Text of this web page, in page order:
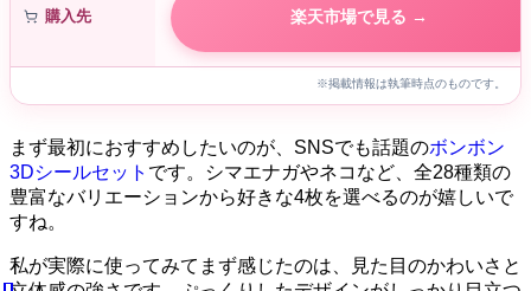
購入先 楽天市場で見る →
※掲載情報は執筆時点のものです。
まず最初におすすめしたいのが、SNSでも話題のボンボン
3Dシールセット です。シマエナガやネコなど、全28種類の
豊富なバリエーションから好きな4枚を選べるのが嬉しいで
すね。
私が実際に使ってみてまず感じたのは、見た目のかわいさと